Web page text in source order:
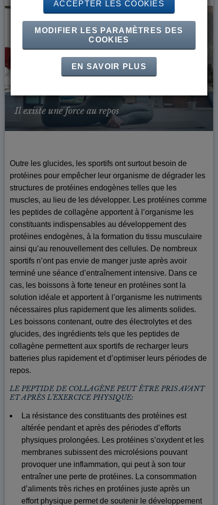
Il existe une force au repos
Outre les glucides, les sportifs ont surtout besoin de
protéines pour empêcher leur organisme de dégrader les
structures de protéines endogènes telles que les
muscles, au lieu de les développer. Les protéines comme
les peptides de collagène apportent à l’organisme les
constituants indispensables au développement des
protéines endogènes, à la formation du tissu musculaire
ainsi qu’au renouvellement des cellules. De nombreux
sportifs n’ont pas envie de manger juste après avoir
terminé une séance d’entraînement intensive. Dans ce
cas, les boissons à forte teneur en protéines sont la
solution idéale et apportent à l’organisme les nutriments
nécessaires plus rapidement que les aliments solides.
Les boissons contenant, outre des électrolytes et des
glucides, des ingrédients tels que les peptides de
collagène permettent aux sportifs de recharger leurs
batteries plus rapidement et d’optimiser leurs périodes de
repos.
LE PEPTIDE DE COLLAGÈNE PEUT ÊTRE PRIS AVANT
ET APRÈS L’EXERCICE PHYSIQUE:
La résistance des constituants des protéines est
altérée pendant et après des périodes d’efforts
physiques prolongées. Les protéines s’oxydent et les
membranes subissent des microlésions pouvant
provoquer une inflammation, qui peut à son tour
entraîner une perte de protéines. La consommation
d’aliments très riches en protéines juste après un
effort physique permet de soutenir le développement
ACCEPTER LES COOKIES
MODIFIER LES PARAMÈTRES DES
COOKIES
EN SAVOIR PLUS